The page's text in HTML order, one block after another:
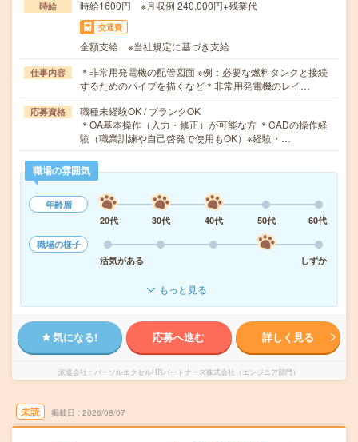
時給 時給1600円 ※月収例 240,000円+残業代
交通費
全額支給 ※当社規定に基づき支給
仕事内容
＊非常用発電機の配管図面 ※例：必要な燃料タンクと接続
するためのパイプを描くなど＊非常用発電機のレイ…
応募資格
職種未経験OK / ブランクOK
＊OA基本操作（入力・修正）が可能な方 ＊CADの操作経
験（職業訓練や自己啓発で使用もOK）※経験・…
職場の雰囲気
年齢層
20代
30代 40代 50代
60代
職場の様子
活気がある
しずか
もっと見る
気になる! 応募へ進む 詳しく見る
派遣会社 パーソルエクセルHRパートナーズ株式会社（エンジニア部門）
未読 掲載日 2026/08/07